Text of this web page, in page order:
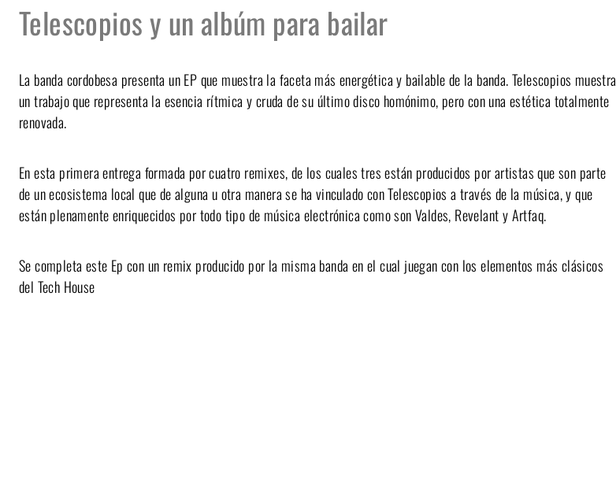
Telescopios y un albúm para bailar
La banda cordobesa presenta un EP que muestra la faceta más energética y bailable de la banda. Telescopios muestra
un trabajo que representa la esencia rítmica y cruda de su último disco homónimo, pero con una estética totalmente
renovada.
En esta primera entrega formada por cuatro remixes, de los cuales tres están producidos por artistas que son parte
de un ecosistema local que de alguna u otra manera se ha vinculado con Telescopios a través de la música, y que
están plenamente enriquecidos por todo tipo de música electrónica como son Valdes, Revelant y Artfaq.
Se completa este Ep con un remix producido por la misma banda en el cual juegan con los elementos más clásicos
del Tech House